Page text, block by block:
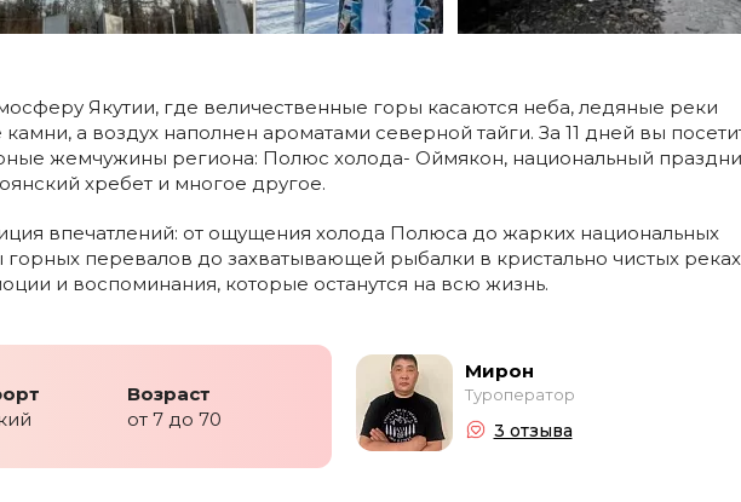
Якутии, где величественные горы касаются неба, ледяные реки
а воздух наполнен ароматами северной тайги. За 11 дней вы
жемчужины региона: Полюс холода- Оймякон, национальный
хребет и многое другое.
впечатлений: от ощущения холода Полюса до жарких национальных
горных перевалов до захватывающей рыбалки в кристально чистых
и воспоминания, которые останутся на всю жизнь.
Возраст
от 7 до 70
Мирон
Туроператор
3 отзыва